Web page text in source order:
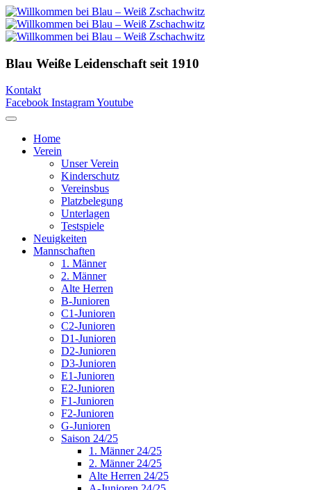
Blau Weiße Leidenschaft seit 1910
Kontakt
Facebook InstagramYoutube
Home
Verein
Unser Verein
Kinderschutz
Vereinsbus
Platzbelegung
Unterlagen
Testspiele
Neuigkeiten
Mannschaften
1. Männer
2. Männer
Alte Herren
B-Junioren
C1-Junioren
C2-Junioren
D1-Junioren
D2-Junioren
D3-Junioren
E1-Junioren
E2-Junioren
F1-Junioren
F2-Junioren
G-Junioren
Saison 24/25
1. Männer 24/25
2. Männer 24/25
Alte Herren 24/25